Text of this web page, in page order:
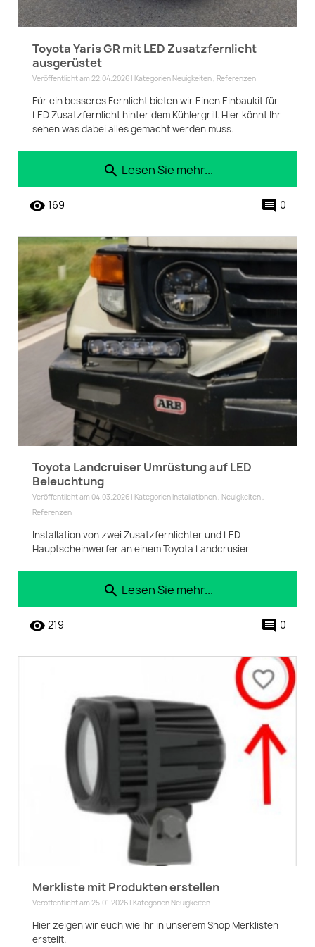
Toyota Yaris GR mit LED Zusatzfernlicht
ausgerüstet
Veröffentlicht am 22.04.2026 | Kategorien Neuigkeiten, Referenzen
Für ein besseres Fernlicht bieten wir Einen Einbaukit für
LED Zusatzfernlicht hinter dem Kühlergrill. Hier könnt Ihr
sehen was dabei alles gemacht werden muss.
search Lesen Sie mehr...
remove_red_eye 169 comment 0
Toyota Landcruiser Umrüstung auf LED
Beleuchtung
Veröffentlicht am 04.03.2026 | Kategorien Installationen, Neuigkeiten,
Referenzen
Installation von zwei Zusatzfernlichter und LED
Hauptscheinwerfer an einem Toyota Landcrusier
search Lesen Sie mehr...
remove_red_eye 219 comment 0
Merkliste mit Produkten erstellen
Veröffentlicht am 25.01.2026 | Kategorien Neuigkeiten
Hier zeigen wir euch wie Ihr in unserem Shop Merklisten
erstellt.